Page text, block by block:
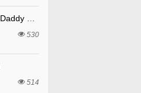
530
514